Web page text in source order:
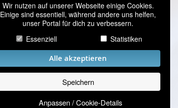
Wir nutzen auf unserer Webseite einige Cookies.
Einige sind essentiell, während andere uns helfen,
unser Portal für dich zu verbessern.
Essenziell
Statistiken
Alle akzeptieren
Speichern
Anpassen / Cookie-Details